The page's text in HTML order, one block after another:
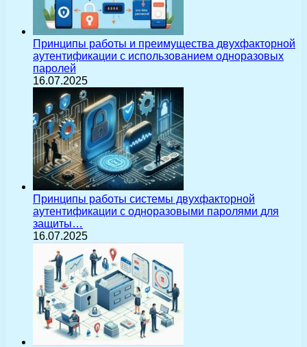
Принципы работы и преимущества двухфакторной
аутентификации с использованием одноразовых
паролей
16.07.2025
Принципы работы системы двухфакторной
аутентификации с одноразовыми паролями для
защиты…
16.07.2025